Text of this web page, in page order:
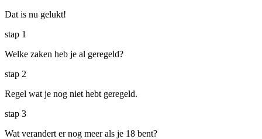
Dat is nu gelukt!
stap 1
Welke zaken heb je al geregeld?
stap 2
Regel wat je nog niet hebt geregeld.
stap 3
Wat verandert er nog meer als je 18 bent?